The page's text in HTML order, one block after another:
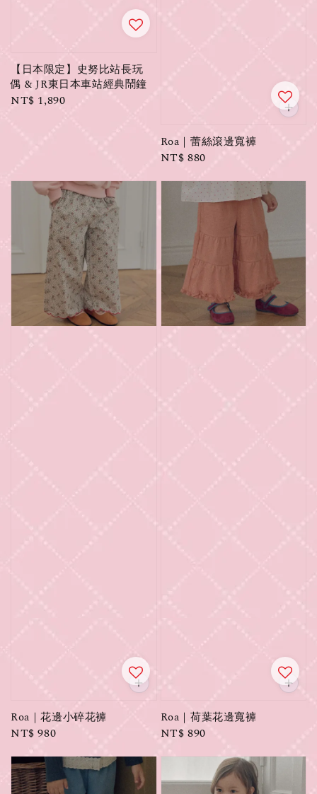
【日本限定】史努比站長玩
偶 & JR東日本車站經典鬧鐘
Regular
NT$ 1,890
Roa｜蕾絲滾邊寬褲
Regular
NT$ 880
Roa｜花邊小碎花褲
Regular
price
NT$ 980
Roa｜荷葉花邊寬褲
Regular
NT$ 890